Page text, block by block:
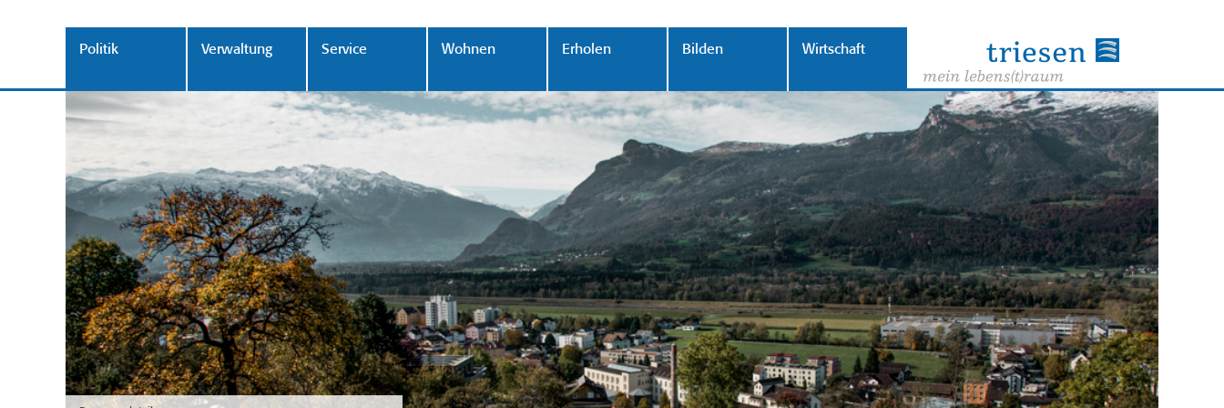
Politik Verwaltung Service Wohnen Erholen Bilden Wirtschaft